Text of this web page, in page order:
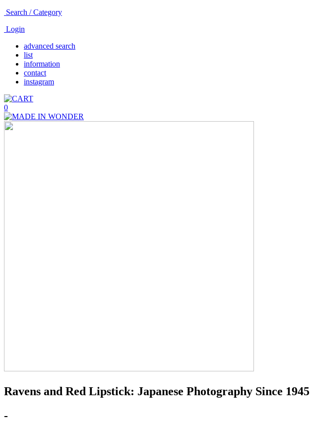
Search / Category
Login
advanced search
list
information
contact
instagram
0
Ravens and Red Lipstick: Japanese Photography Since
-